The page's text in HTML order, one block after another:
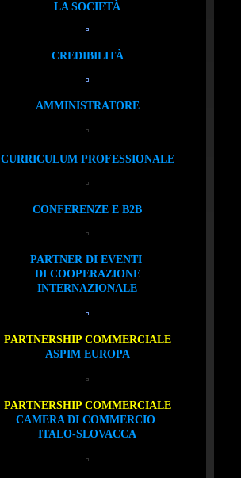
LA SOCIETÀ
CREDIBILITÀ
AMMINISTRATORE
CURRICULUM PROFESSIONALE
CONFERENZE E B2B
PARTNER DI EVENTI
DI COOPERAZIONE
INTERNAZIONALE
PARTNERSHIP COMMERCIALE
ASPIM EUROPA
PARTNERSHIP COMMERCIALE
CAMERA DI COMMERCIO
ITALO-SLOVACCA